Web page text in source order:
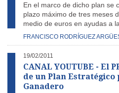
En el marco de dicho plan se
plazo máximo de tres meses
medio de euros en ayudas a
FRANCISCO RODRÍGUEZ
19/02/2011
CANAL YOUTUBE - El
de un Plan Estratégico
Ganadero